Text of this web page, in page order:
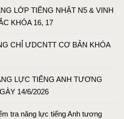
LỚP TIẾNG NHẬT N5 & VINH
KHÓA 16, 17
CHỈ ƯDCNTT CƠ BẢN KHÓA
LỰC TIẾNG ANH TƯƠNG
14/6/2026
tra năng lực tiếng Anh tương